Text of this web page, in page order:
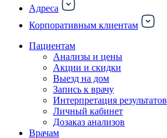
Адреса
Корпоративным клиентам
Пациентам
Анализы и цены
Акции и скидки
Выезд на дом
Запись к врачу
Интерпретация результатов
Личный кабинет
Дозаказ анализов
Врачам